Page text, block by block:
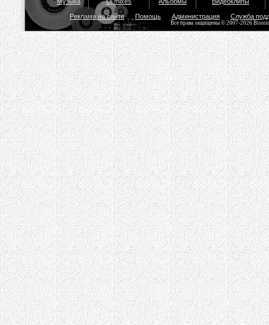
Реклама на сайте Помощь Администрация Служба
Все права защищены © 2007-2026